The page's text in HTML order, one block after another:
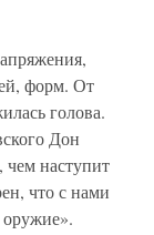
форм. От
голова.
Дон
наступит
что с нами